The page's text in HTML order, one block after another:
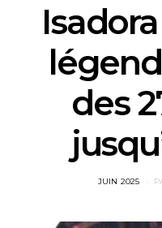
des
POSTED
JUIN 2025